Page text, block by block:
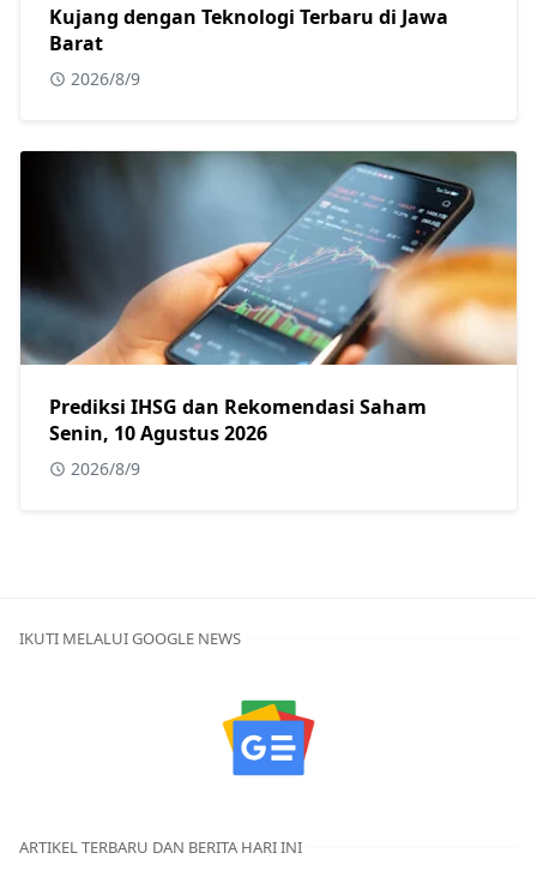
Kujang dengan Teknologi Terbaru di Jawa
Barat
2026/8/9
Prediksi IHSG dan Rekomendasi Saham
Senin, 10 Agustus 2026
2026/8/9
IKUTI MELALUI GOOGLE NEWS
ARTIKEL TERBARU DAN BERITA HARI INI